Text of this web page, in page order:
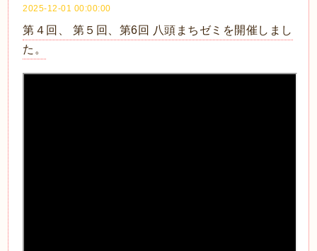
2025-12-01 00:00:00
第４回、 第５回、第6回 八頭まちゼミを開催しまし
た。